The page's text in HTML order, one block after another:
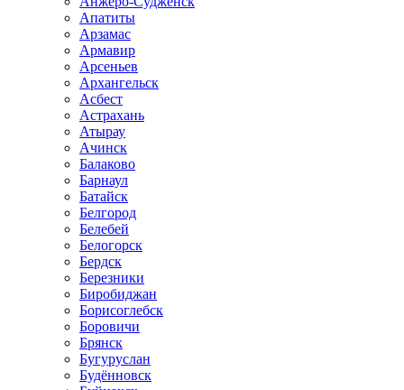
Апатиты
Арзамас
Армавир
Арсеньев
Архангельск
Асбест
Астрахань
Атырау
Ачинск
Балаково
Барнаул
Батайск
Белгород
Белебей
Белогорск
Бердск
Березники
Биробиджан
Борисоглебск
Боровичи
Брянск
Бугуруслан
Будённовск